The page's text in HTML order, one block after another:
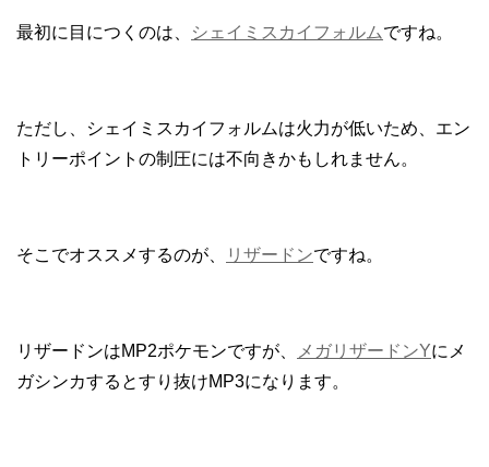
最初に目につくのは、 シェイミスカイフォルムですね。
ただし、シェイミスカイフォルムは火力が低いため、エン
トリーポイントの制圧には不向きかもしれません。
そこでオススメするのが、 リザードンですね。
リザードンはMP2ポケモンですが、 メガリザードンYにメ
ガシンカするとすり抜けMP3になります。